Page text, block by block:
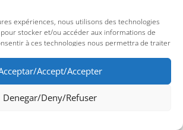
expériences, nous utilisons des technologies
stocker et/ou accéder aux informations de
à ces technologies nous permettra de traiter
de ne pas consentir ou de retirer son
un effet négatif sur certaines fonctionnalités et
Accept/Accepter
Denegar/Deny/Refuser